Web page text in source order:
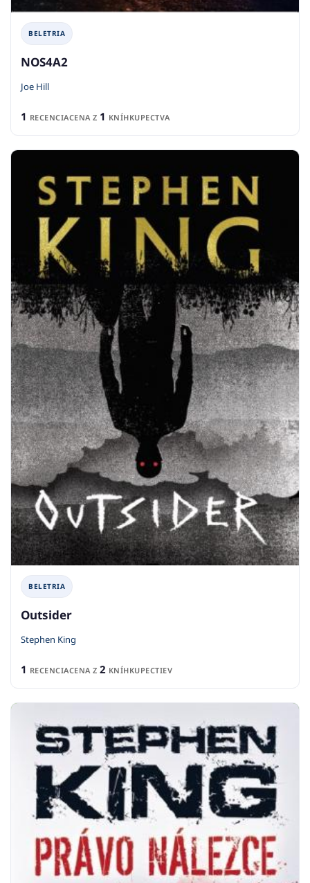
BELETRIA
NOS4A2
Joe Hill
1 RECENCIACENA Z 1 KNÍHKUPECTVA
BELETRIA
Outsider
Stephen King
1 RECENCIACENA Z 2 KNÍHKUPECTIEV